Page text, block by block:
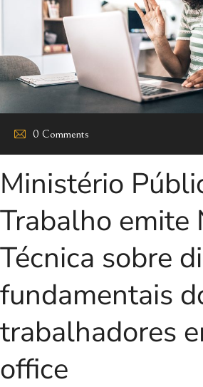
0 Comments
Ministério
Trabalho emite
Técnica sobre
fundamentais
trabalhadores
office